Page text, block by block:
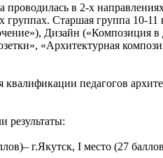
проводилась в 2-х
группах. Старшая группа 10-
Дизайн («Композиция
«Архитектурная
педагогов
результаты:
г.Якутск, I место (27